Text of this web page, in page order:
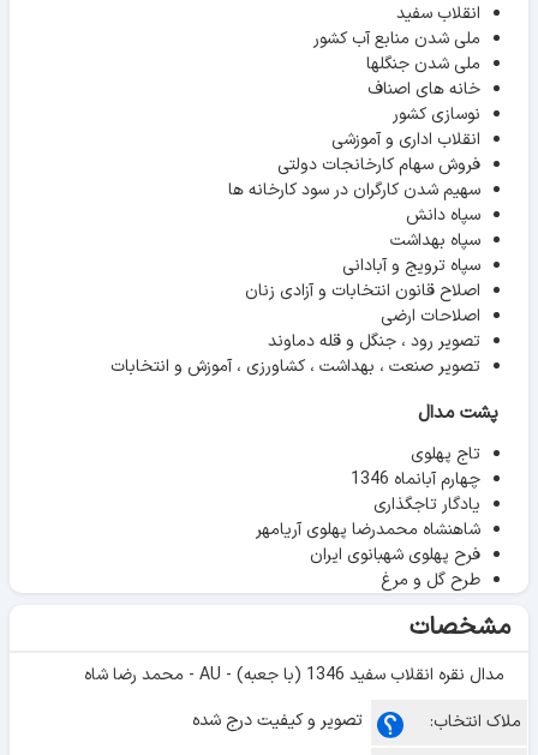
انقلاب سفید
ملی شدن منابع آب کشور
ملی شدن جنگلها
خانه های اصناف
نوسازی کشور
انقلاب اداری و آموزشی
فروش سهام کارخانجات دولتی
سهیم شدن کارگران در سود کارخانه ها
سپاه دانش
سپاه بهداشت
سپاه ترویج و آبادانی
اصلاح قانون انتخابات و آزادی زنان
اصلاحات ارضی
تصویر رود ، جنگل و قله دماوند
تصویر صنعت ، بهداشت ، کشاورزی ، آموزش و انتخابات
پشت مدال
تاج پهلوی
چهارم آبانماه 1346
یادگار تاجگذاری
شاهنشاه محمدرضا پهلوی آریامهر
فرح پهلوی شهبانوی ایران
طرح گل و مرغ
مشخصات
مدال نقره انقلاب سفید 1346 (با جعبه) - AU - محمد رضا شاه
ملاک انتخاب:
تصویر و کیفیت درج شده